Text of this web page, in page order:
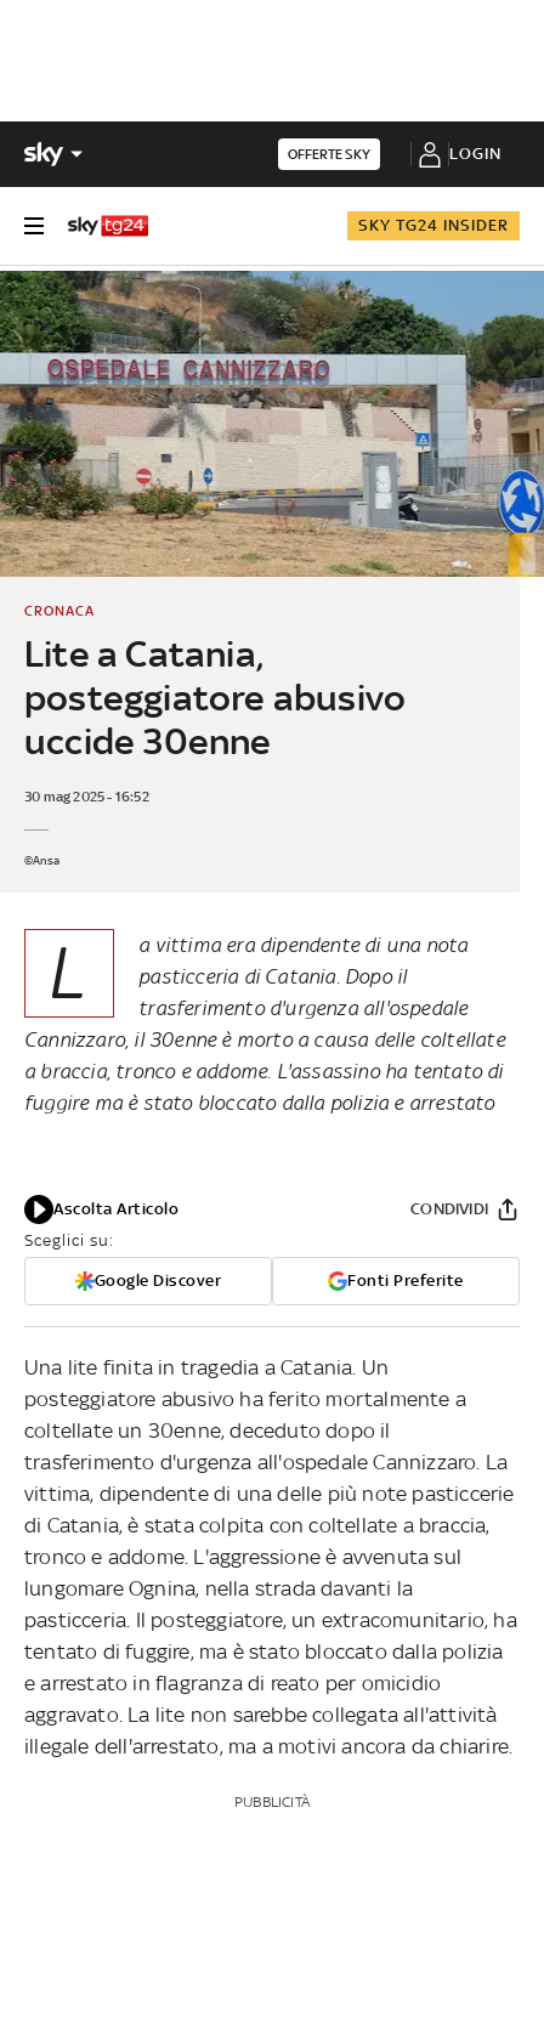
OFFERTE SKY LOGIN
SKY TG24 INSIDER
Lite a Catania,
posteggiatore abusivo
uccide 30enne
CRONACA
30 mag 2025 - 16:52
©Ansa
L
a vittima era dipendente di una nota
pasticceria di Catania. Dopo il
trasferimento d'urgenza all'ospedale
Cannizzaro, il 30enne è morto a causa delle coltellate
a braccia, tronco e addome. L'assassino ha tentato di
fuggire ma è stato bloccato dalla polizia e arrestato
Ascolta Articolo
Sceglici su:
Google Discover Fonti Preferite
CONDIVIDI
Una lite finita in tragedia a Catania. Un
posteggiatore abusivo ha ferito mortalmente a
coltellate un 30enne, deceduto dopo il
trasferimento d'urgenza all'ospedale Cannizzaro. La
vittima, dipendente di una delle più note pasticcerie
di Catania, è stata colpita con coltellate a braccia,
tronco e addome. L'aggressione è avvenuta sul
lungomare Ognina, nella strada davanti la
pasticceria. Il posteggiatore, un extracomunitario, ha
tentato di fuggire, ma è stato bloccato dalla polizia
e arrestato in flagranza di reato per omicidio
aggravato. La lite non sarebbe collegata all'attività
illegale dell'arrestato, ma a motivi ancora da chiarire.
PUBBLICITÀ